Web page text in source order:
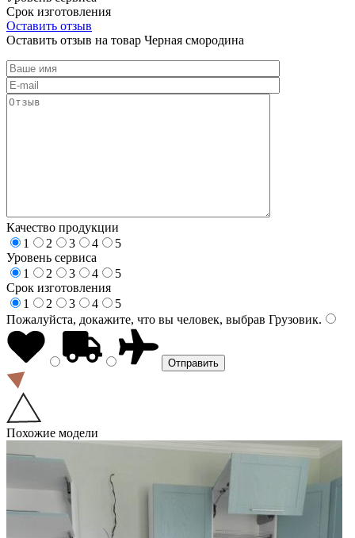
Срок изготовления
Оставить отзыв
Оставить отзыв на товар Черная смородина
Качество продукции
1
2 3 4
5
Уровень сервиса
1
2 3 4
5
Срок изготовления
1
2 3 4
5
Пожалуйста, докажите, что вы человек, выбрав Грузовик.
Похожие модели